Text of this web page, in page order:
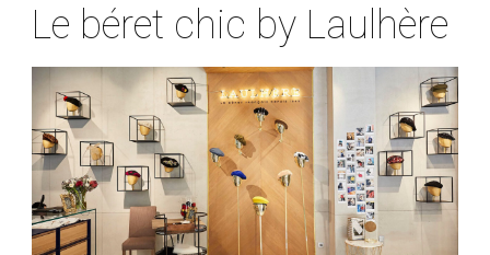
Le béret chic by Laulhère